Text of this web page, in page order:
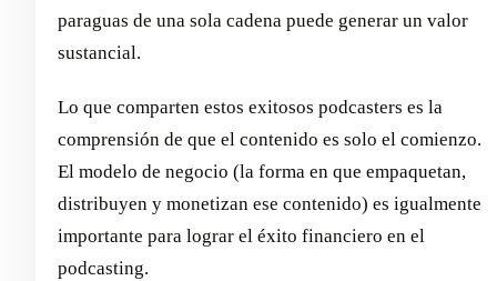
paraguas de una sola cadena puede generar un valor
sustancial.
Lo que comparten estos exitosos podcasters es la
comprensión de que el contenido es solo el comienzo.
El modelo de negocio (la forma en que empaquetan,
distribuyen y monetizan ese contenido) es igualmente
importante para lograr el éxito financiero en el
podcasting.